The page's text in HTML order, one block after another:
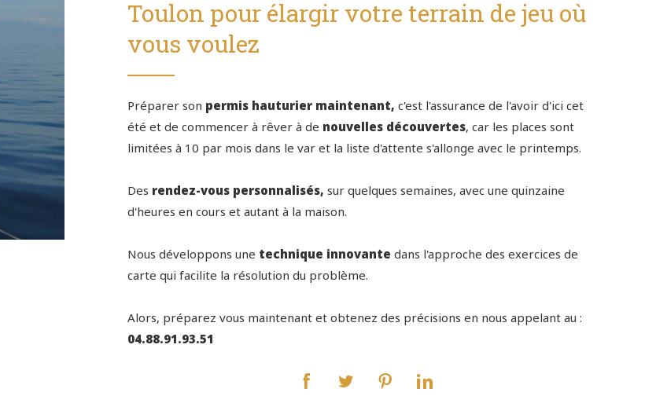
Toulon pour élargir votre terrain de jeu où
vous voulez
Préparer son permis hauturier maintenant, c'est l'assurance de l'avoir d'ici cet
été et de commencer à rêver à de nouvelles découvertes, car les places sont
limitées à 10 par mois dans le var et la liste d'attente s'allonge avec le printemps.
Des rendez-vous personnalisés, sur quelques semaines, avec une quinzaine
d'heures en cours et autant à la maison.
Nous développons une technique innovante dans l'approche des exercices de
carte qui facilite la résolution du problème.
Alors, préparez vous maintenant et obtenez des précisions en nous appelant au :
04.88.91.93.51